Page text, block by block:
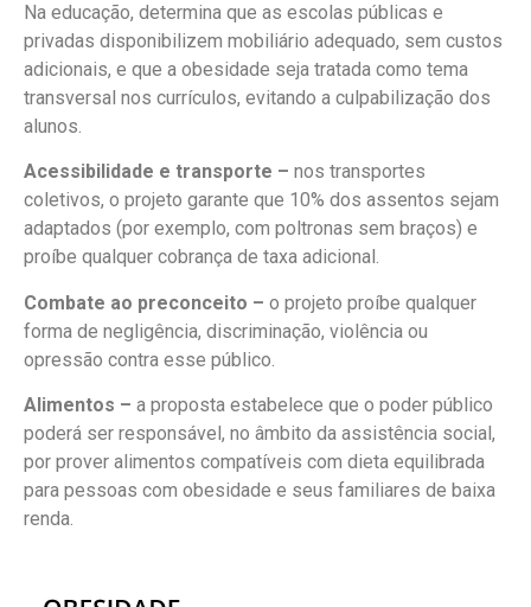
Na educação, determina que as escolas públicas e
privadas disponibilizem mobiliário adequado, sem custos
adicionais, e que a obesidade seja tratada como tema
transversal nos currículos, evitando a culpabilização dos
alunos.
Acessibilidade e transporte – nos transportes
coletivos, o projeto garante que 10% dos assentos sejam
adaptados (por exemplo, com poltronas sem braços) e
proíbe qualquer cobrança de taxa adicional.
Combate ao preconceito – o projeto proíbe qualquer
forma de negligência, discriminação, violência ou
opressão contra esse público.
Alimentos – a proposta estabelece que o poder público
poderá ser responsável, no âmbito da assistência social,
por prover alimentos compatíveis com dieta equilibrada
para pessoas com obesidade e seus familiares de baixa
renda.